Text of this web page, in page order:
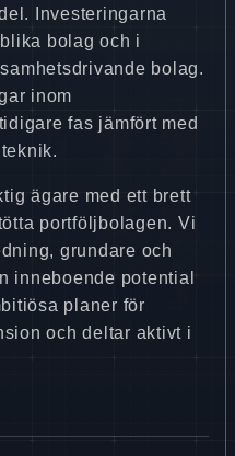
Investeringarna
bolag och i
bolag.
inom
fas jämfört med
ägare med ett brett
portföljbolagen. Vi
grundare och
inneboende potential
planer för
och deltar aktivt i